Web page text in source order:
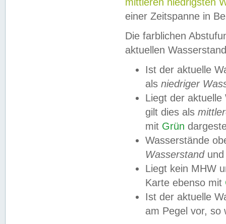
einer Zeitspanne in
Die farblichen
aktuellen
Ist der aktuelle
als niedriger
Liegt der
gilt dies als
mit Grün
Wasserstände
Wasserstandund
Liegt kein MHW
Karte ebenso mit
Ist der aktuelle
am Pegel vor,